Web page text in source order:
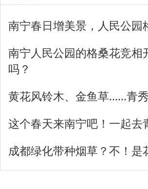
南宁春日增美景，人民公
南宁人民公园的格桑花竞
吗？
黄花风铃木、金鱼草……青
这个春天来南宁吧！一起去
成都绿化带种烟草？不！是